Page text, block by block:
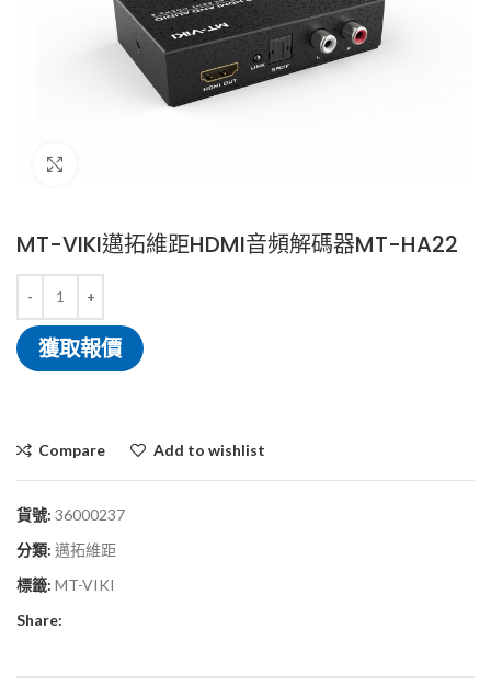
MT-VIKI邁拓維距HDMI音頻解碼器MT-HA22
獲取報價
Compare Add to wishlist
貨號: 36000237
分類: 邁拓維距
標籤: MT-VIKI
Share: